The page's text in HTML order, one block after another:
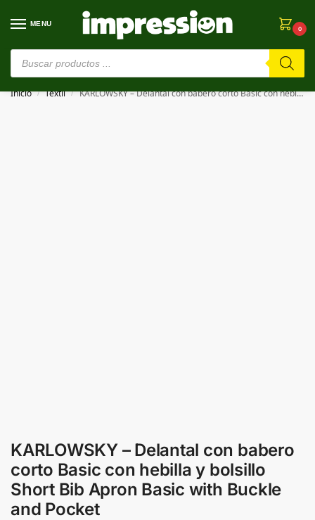
MENU
0
⚠️ Estamos en pruebas. Si algo falla, ¡Perdón!⚠️
Inicio / Textil / KARLOWSKY – Delantal con babero corto Basic con hebilla y bolsillo Short Bib Apron Basic with Buckle and Pocket
KARLOWSKY – Delantal con babero
corto Basic con hebilla y bolsillo
Short Bib Apron Basic with Buckle
and Pocket